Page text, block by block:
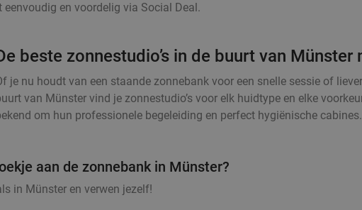
eenvoudig en voordelig via Social Deal.
beste zonnestudio’s in de buurt van
je nu houdt van een staande zonnebank voor een snelle sessie of
van Münster vind je zonnestudio’s voor elk huidtype en elke
om hun professionele begeleiding en perfect hygiënische
aan de zonnebank in Münster?
in Münster en verwen jezelf!